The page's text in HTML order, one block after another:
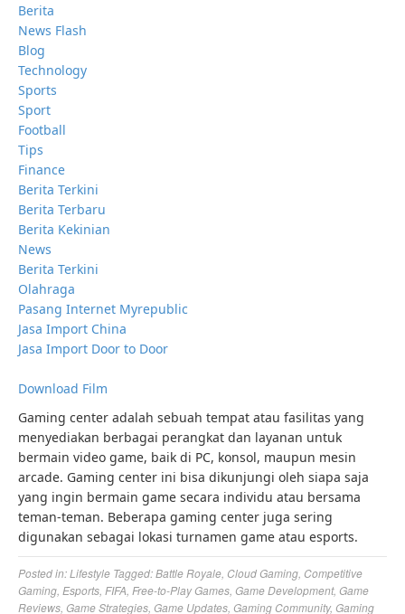
Berita
News Flash
Blog
Technology
Sports
Sport
Football
Tips
Finance
Berita Terkini
Berita Terbaru
Berita Kekinian
News
Berita Terkini
Olahraga
Pasang Internet Myrepublic
Jasa Import China
Jasa Import Door to Door
Download Film
Gaming center adalah sebuah tempat atau fasilitas yang
menyediakan berbagai perangkat dan layanan untuk
bermain video game, baik di PC, konsol, maupun mesin
arcade. Gaming center ini bisa dikunjungi oleh siapa saja
yang ingin bermain game secara individu atau bersama
teman-teman. Beberapa gaming center juga sering
digunakan sebagai lokasi turnamen game atau esports.
Posted in:Lifestyle Tagged:Battle Royale Cloud Gaming Competitive
Gaming Esports FIFA Free-to-Play Games Game Development, Game
Reviews Game Strategies Game Updates Gaming Community, Gaming